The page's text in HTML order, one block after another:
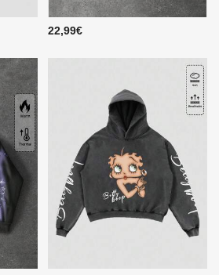
22,99€